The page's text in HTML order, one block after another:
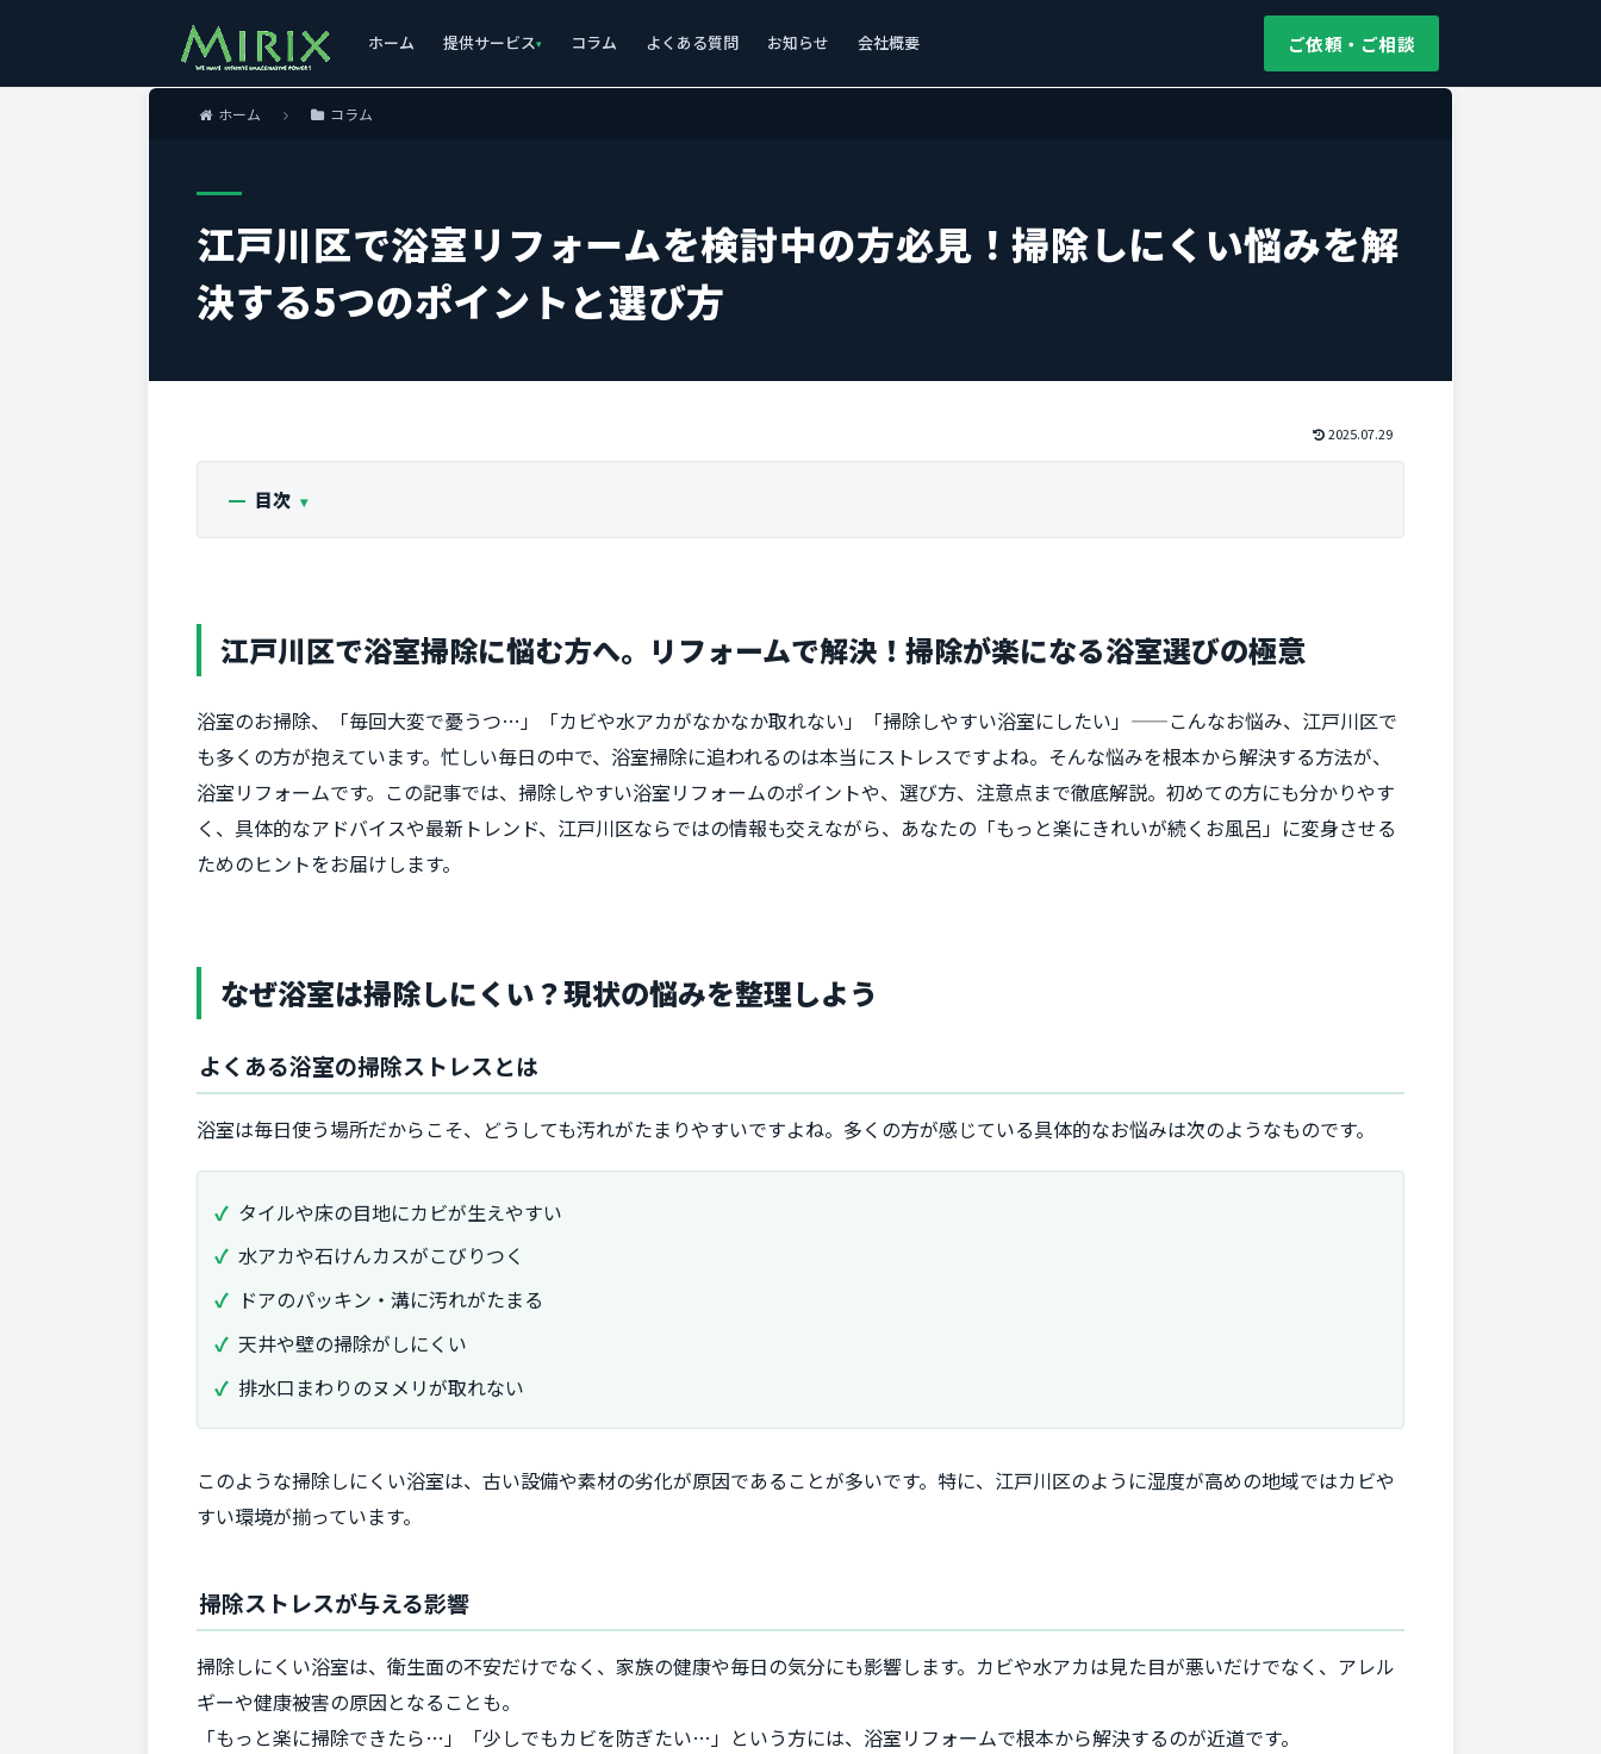
ご依頼・ご相談
ホーム 提供サービス コラム よくある質問 お知らせ 会社概要
ホーム コラム
江戸川区で浴室リフォームを検討中の方必見！掃除しにくい悩みを解
決する5つのポイントと選び方
2025.07.29
目次
江戸川区で浴室掃除に悩む方へ。リフォームで解決！掃除が楽になる浴室選びの極意
浴室のお掃除、「毎回大変で憂うつ…」「カビや水アカがなかなか取れない」「掃除しやすい浴室にしたい」——こんなお悩み、江戸川区で
も多くの方が抱えています。忙しい毎日の中で、浴室掃除に追われるのは本当にストレスですよね。そんな悩みを根本から解決する方法が、
浴室リフォームです。この記事では、掃除しやすい浴室リフォームのポイントや、選び方、注意点まで徹底解説。初めての方にも分かりやす
く、具体的なアドバイスや最新トレンド、江戸川区ならではの情報も交えながら、あなたの「もっと楽にきれいが続くお風呂」に変身させる
ためのヒントをお届けします。
なぜ浴室は掃除しにくい？現状の悩みを整理しよう
よくある浴室の掃除ストレスとは
浴室は毎日使う場所だからこそ、どうしても汚れがたまりやすいですよね。多くの方が感じている具体的なお悩みは次のようなものです。
タイルや床の目地にカビが生えやすい
水アカや石けんカスがこびりつく
ドアのパッキン・溝に汚れがたまる
天井や壁の掃除がしにくい
排水口まわりのヌメリが取れない
このような掃除しにくい浴室は、古い設備や素材の劣化が原因であることが多いです。特に、江戸川区のように湿度が高めの地域ではカビや
すい環境が揃っています。
掃除ストレスが与える影響
掃除しにくい浴室は、衛生面の不安だけでなく、家族の健康や毎日の気分にも影響します。カビや水アカは見た目が悪いだけでなく、アレル
ギーや健康被害の原因となることも。
「もっと楽に掃除できたら…」「少しでもカビを防ぎたい…」という方には、浴室リフォームで根本から解決するのが近道です。